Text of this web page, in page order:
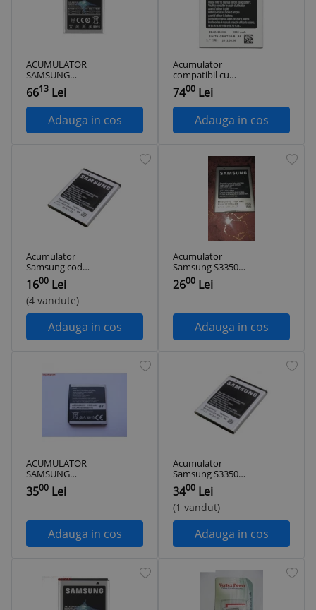
ACUMULATOR
SAMSUNG
EB424255VU (S3350)
ORIGINAL
6613 Lei
Adauga in cos
Acumulator
compatibil cu
Samsung Galaxy
S3350, 1000 mAh
7400 Lei
Adauga in cos
Acumulator
Samsung cod
EB424255VU
Samsung Ch@t 335,
S3350, S3850 Corby
II
1600 Lei
(4 vandute)
Adauga in cos
Acumulator
Samsung S3350
EB424255V /
EB424255VA /
2600 Lei
Adauga in cos
ACUMULATOR
SAMSUNG
EB563840C (S5200)
COPY BULK
3500 Lei
Adauga in cos
Acumulator
Samsung S3350
Chat 335 original
3400 Lei
(1 vandut)
Adauga in cos